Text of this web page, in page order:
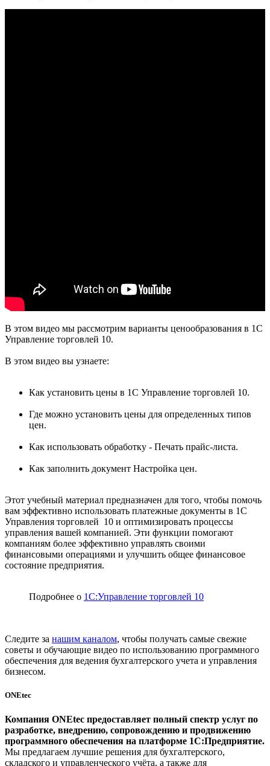
В этом видео мы рассмотрим варианты ценообразования в 1С
Управление торговлей 10.
В этом видео вы узнаете:
Как установить цены в 1С Управление торговлей 10.
Где можно установить цены для определенных типов
цен.
Как использовать обработку - Печать прайс-листа.
Как заполнить документ Настройка цен.
Этот учебный материал предназначен для того, чтобы помочь
вам эффективно использовать платежные документы в 1С
Управления торговлей 10 и оптимизировать процессы
управления вашей компанией. Эти функции помогают
компаниям более эффективно управлять своими
финансовыми операциями и улучшить общее финансовое
состояние предприятия.
Подробнее о 1С:Управление торговлей 10
Следите за нашим каналом, чтобы получать самые свежие
советы и обучающие видео по использованию программного
обеспечения для ведения бухгалтерского учета и управления
бизнесом.
ONEtec
Компания ONEtec предоставляет полный спектр услуг по
разработке, внедрению, сопровождению и продвижению
программного обеспечения на платформе 1С:Предприятие.
Мы предлагаем лучшие решения для бухгалтерского,
складского и управленческого учёта, а также для